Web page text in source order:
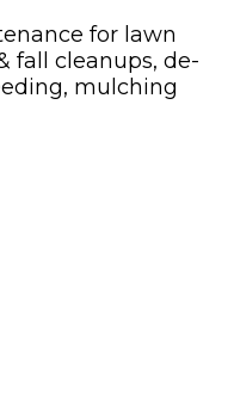
for lawn
fall cleanups, de-
mulching